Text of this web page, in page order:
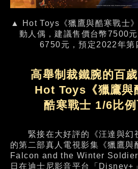
▲ Hot Toys《獵鷹與酷寒戰士
動人偶，建議售價台幣7500
6750元，預定2022年第
高舉制裁鐵腕的百歲
Hot Toys《獵鷹與
酷寒戰士 1/6比
緊接在大好評的《汪達與幻
的第二部真人電視影集《獵鷹與
Falcon and the Winter
日在迪士尼影音平台「Disney+